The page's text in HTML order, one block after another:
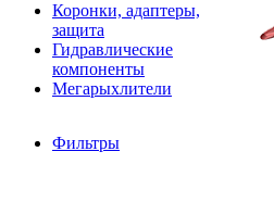
Коронки, адаптеры,
защита
Гидравлические
компоненты
Мегарыхлители
Фильтры